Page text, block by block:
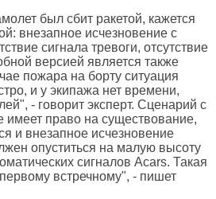
был сбит ракетой, кажется
внезапное исчезновение с
сигнала тревоги, отсутствие
версией является также
пожара на борту ситуация
и у экипажа нет времени,
- говорит эксперт. Сценарий с
имеет право на существование,
и внезапное исчезновение
опуститься на малую высоту
сигналов Acars. Такая
встречному", - пишет